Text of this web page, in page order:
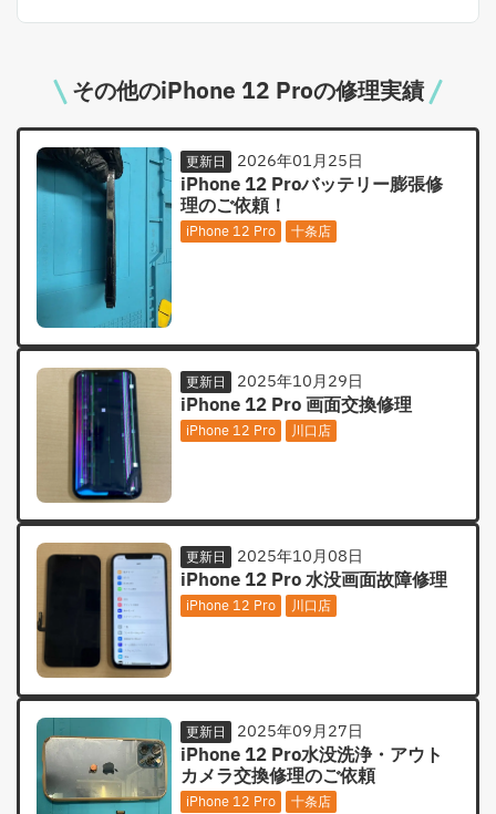
その他のiPhone 12 Proの修理実績
更新日 2026年01月25日
iPhone 12 Proバッテリー膨張修
理のご依頼！
iPhone 12 Pro 十条店
更新日 2025年10月29日
iPhone 12 Pro 画面交換修理
iPhone 12 Pro 川口店
更新日 2025年10月08日
iPhone 12 Pro 水没画面故障修理
iPhone 12 Pro 川口店
更新日 2025年09月27日
iPhone 12 Pro水没洗浄・アウト
カメラ交換修理のご依頼
iPhone 12 Pro 十条店